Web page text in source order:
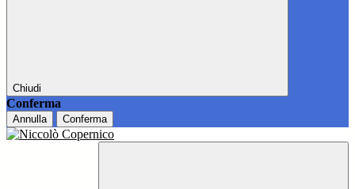
Chiudi
Conferma
Annulla Conferma